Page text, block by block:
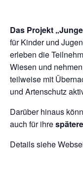
Das Projekt
für Kinder und
erleben die
Wiesen und
teilweise mit
und Artenschutz
Darüber hinaus
auch für ihre
Details siehe